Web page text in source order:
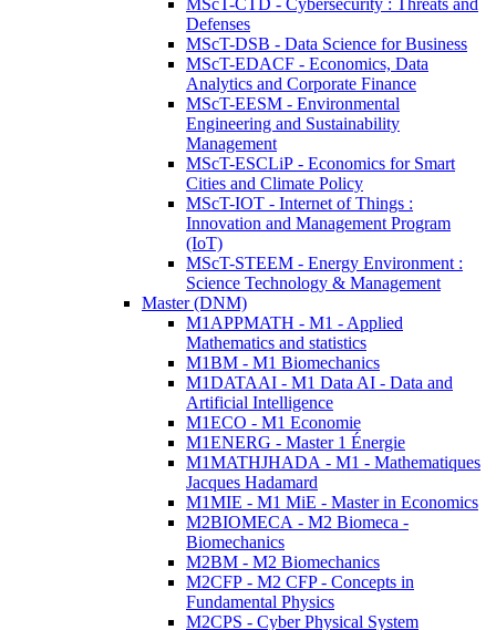
MScT-CTD - Cybersecurity : Threats and
Defenses
MScT-DSB - Data Science for Business
MScT-EDACF - Economics, Data
Analytics and Corporate Finance
MScT-EESM - Environmental
Engineering and Sustainability
Management
MScT-ESCLiP - Economics for Smart
Cities and Climate Policy
MScT-IOT - Internet of Things :
Innovation and Management Program
(IoT)
MScT-STEEM - Energy Environment :
Science Technology & Management
Master (DNM)
M1APPMATH - M1 - Applied
Mathematics and statistics
M1BM - M1 Biomechanics
M1DATAAI - M1 Data AI - Data and
Artificial Intelligence
M1ECO - M1 Economie
M1ENERG - Master 1 Énergie
M1MATHJHADA - M1 - Mathematiques
Jacques Hadamard
M1MIE - M1 MiE - Master in Economics
M2BIOMECA - M2 Biomeca -
Biomechanics
M2BM - M2 Biomechanics
M2CFP - M2 CFP - Concepts in
Fundamental Physics
M2CPS - Cyber Physical System